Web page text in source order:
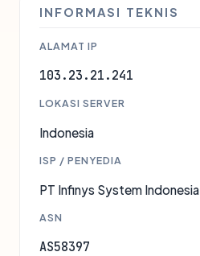
INFORMASI TEKNIS
ALAMAT IP
103.23.21.241
LOKASI SERVER
Indonesia
ISP / PENYEDIA
PT Infinys System Indonesia
ASN
AS58397